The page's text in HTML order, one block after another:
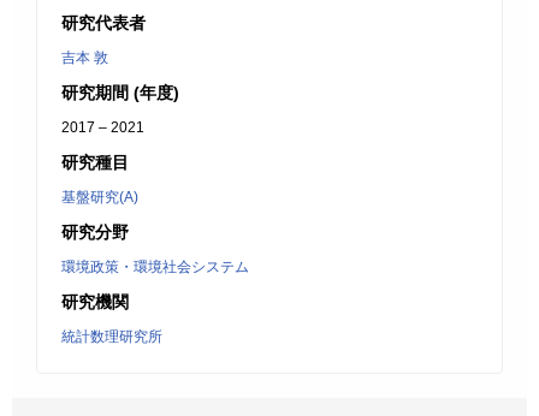
研究代表者
吉本 敦
研究期間 (年度)
2017 – 2021
研究種目
基盤研究(A)
研究分野
環境政策・環境社会システム
研究機関
統計数理研究所